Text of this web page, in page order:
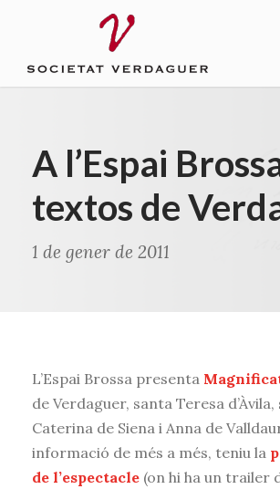
A l’Espai
textos de
1 de gener de 2011
L’Espai Brossa presenta
de Verdaguer, santa Teresa
Caterina de Siena i Anna de
informació de més a més, teniu la
de l’espectacle (on hi ha un trailer